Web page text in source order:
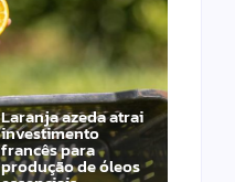
Laranja azeda atrai
investimento
francês para
produção de óleos